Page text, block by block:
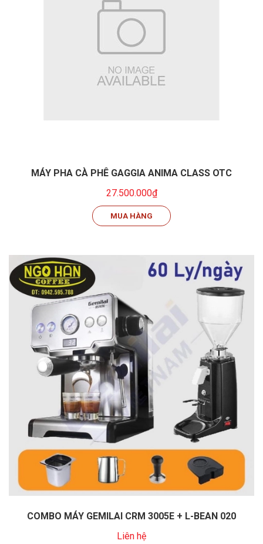
MÁY PHA CÀ PHÊ GAGGIA ANIMA CLASS OTC
27.500.000₫
MUA HÀNG
COMBO MÁY GEMILAI CRM 3005E + L-BEAN 020
Liên hệ